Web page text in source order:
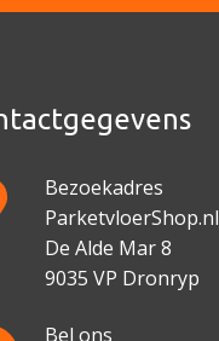
Bezoekadres
ParketvloerShop.nl
De Alde Mar 8
9035 VP Dronryp
Bel ons